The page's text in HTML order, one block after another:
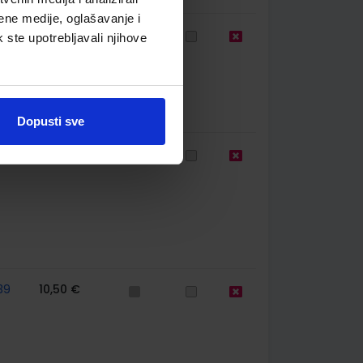
medije, oglašavanje i
ste upotrebljavali njihove
Dopusti sve
10,80 €
10,50 €